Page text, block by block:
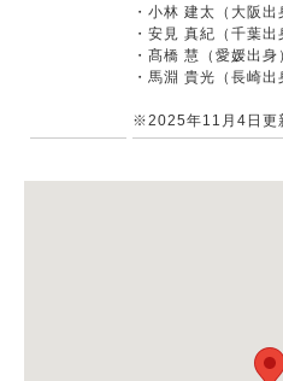
・小林 建太（大阪
・安見 真紀（千葉
・髙橋 慧（愛媛出
・馬淵 貴光（長崎
※2025年11月4日更